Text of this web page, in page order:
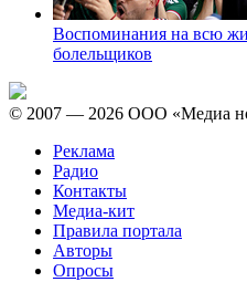
Воспоминания на всю
болельщиков
© 2007 — 2026 ООО «Медиа
Реклама
Радио
Контакты
Медиа-кит
Правила портала
Авторы
Опросы